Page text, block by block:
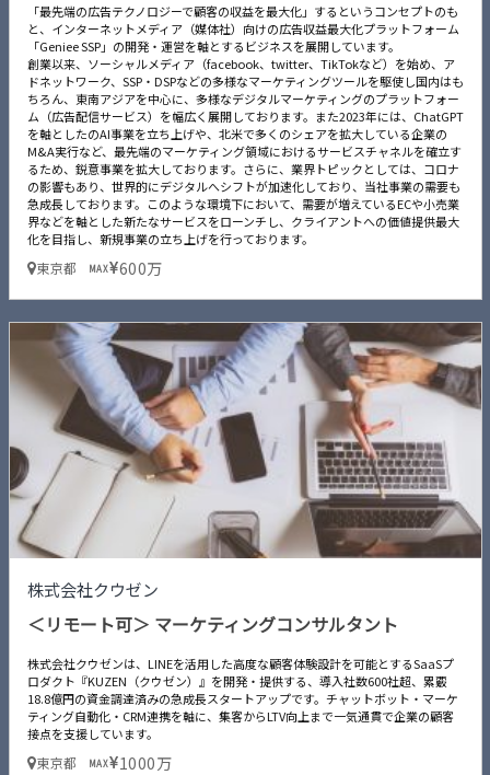
「最先端の広告テクノロジーで顧客の収益を最大化」するというコンセプトのも
と、インターネットメディア（媒体社）向けの広告収益最大化プラットフォーム
「Geniee SSP」の開発・運営を軸とするビジネスを展開しています。
創業以来、ソーシャルメディア（facebook、twitter、TikTokなど）を始め、ア
ドネットワーク、SSP・DSPなどの多様なマーケティングツールを駆使し国内はも
ちろん、東南アジアを中心に、多様なデジタルマーケティングのプラットフォー
ム（広告配信サービス）を幅広く展開しております。また2023年には、ChatGPT
を軸としたのAI事業を立ち上げや、北米で多くのシェアを拡大している企業の
M&A実行など、最先端のマーケティング領域におけるサービスチャネルを確立す
るため、鋭意事業を拡大しております。さらに、業界トピックとしては、コロナ
の影響もあり、世界的にデジタルへシフトが加速化しており、当社事業の需要も
急成長しております。このような環境下において、需要が増えているECや小売業
界などを軸とした新たなサービスをローンチし、クライアントへの価値提供最大
化を目指し、新規事業の立ち上げを行っております。
東京都 MAX 600万
株式会社クウゼン
＜リモート可＞ マーケティングコンサルタント
株式会社クウゼンは、LINEを活用した高度な顧客体験設計を可能とするSaaSプ
ロダクト『KUZEN（クウゼン）』を開発・提供する、導入社数600社超、累覈
18.8億円の資金調達済みの急成長スタートアップです。チャットボット・マーケ
ティング自動化・CRM連携を軸に、集客からLTV向上まで一気通貫で企業の顧客
接点を支援しています。
東京都 MAX 1000万